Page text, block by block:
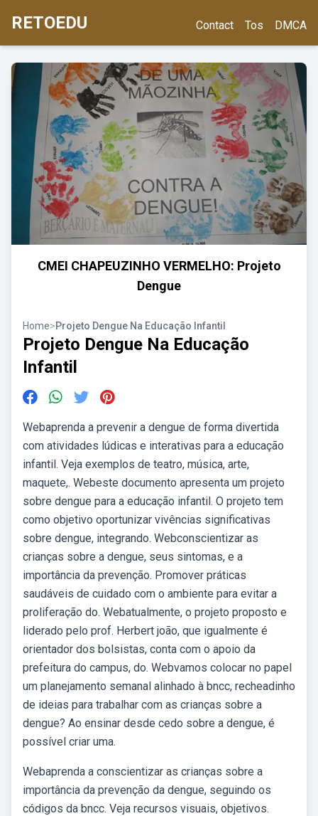
RETOEDU Contact Tos DMCA
CMEI CHAPEUZINHO VERMELHO: Projeto
Dengue
Home>Projeto Dengue Na Educação Infantil
Projeto Dengue Na Educação
Infantil
Webaprenda a prevenir a dengue de forma divertida
com atividades lúdicas e interativas para a educação
infantil. Veja exemplos de teatro, música, arte,
maquete,. Webeste documento apresenta um projeto
sobre dengue para a educação infantil. O projeto tem
como objetivo oportunizar vivências significativas
sobre dengue, integrando. Webconscientizar as
crianças sobre a dengue, seus sintomas, e a
importância da prevenção. Promover práticas
saudáveis de cuidado com o ambiente para evitar a
proliferação do. Webatualmente, o projeto proposto e
liderado pelo prof. Herbert joão, que igualmente é
orientador dos bolsistas, conta com o apoio da
prefeitura do campus, do. Webvamos colocar no papel
um planejamento semanal alinhado à bncc, recheadinho
de ideias para trabalhar com as crianças sobre a
dengue? Ao ensinar desde cedo sobre a dengue, é
possível criar uma.
Webaprenda a conscientizar as crianças sobre a
importância da prevenção da dengue, seguindo os
códigos da bncc. Veja recursos visuais, objetivos.